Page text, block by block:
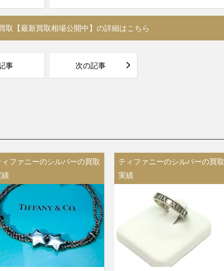
取【最新買取相場公開中】の詳細はこちら
事 次の記事
ィファニーのシルバーの買取
績
ティファニーのシルバーの買取
実績